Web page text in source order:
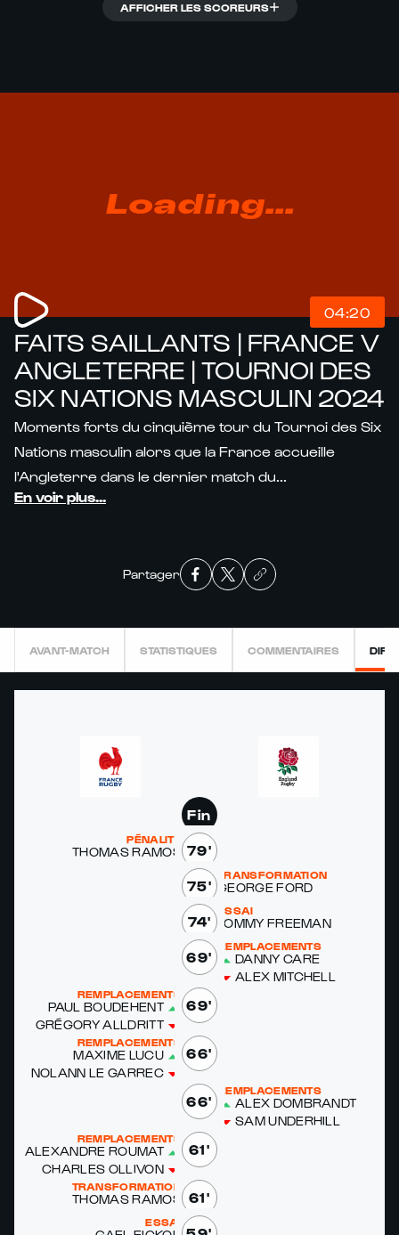
AFFICHER LES SCOREURS
Loading...
04:20
FAITS SAILLANTS | FRANCE V
ANGLETERRE | TOURNOI DES
SIX NATIONS MASCULIN 2024
Moments forts du cinquième tour du Tournoi des Six
Nations masculin alors que la France accueille
l'Angleterre dans le dernier match du...
En voir plus...
Partager
AVANT-MATCH STATISTIQUES COMMENTAIRES
Fin
79'
PÉNALITÉ
THOMAS RAMOS
75'
TRANSFORMATION
GEORGE FORD
74'
ESSAI
TOM­MY FREE­MAN
69'
REMPLACEMENTS
DAN­NY CARE
ALEX MITCHELL
69'
REMPLACEMENTS
PAUL BOUDE­HENT
GRÉ­GO­RY ALLDRITT
66'
REMPLACEMENTS
MAXIME LU­CU
NOLANN LE GAR­REC
66'
REMPLACEMENTS
ALEX DOM­BRANDT
SAM UN­DER­HILL
61'
REMPLACEMENTS
ALEXAN­DRE ROUMAT
CHARLES OL­LIVON
61'
TRANSFORMATION
THOMAS RAMOS
ESSAI